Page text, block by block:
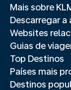
Mais sobre
Descarregar a
Websites
Guias de
Top Destinos
Países mais
Destinos